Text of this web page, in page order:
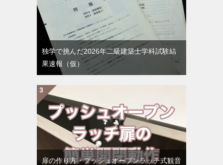
独学で挑んだ2026年二級建築士学科試験結
果速報（仮）
扉の作り方・プッシュオープンラッチ式観音